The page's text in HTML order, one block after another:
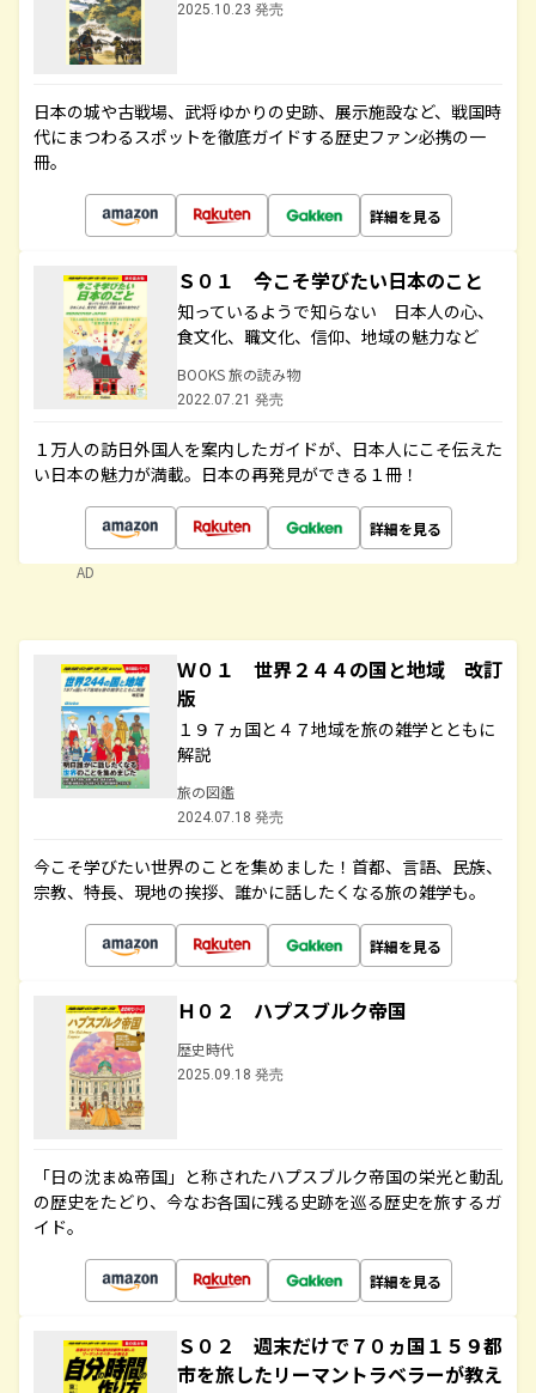
2025.10.23 発売
日本の城や古戦場、武将ゆかりの史跡、展示施設など、戦国時
代にまつわるスポットを徹底ガイドする歴史ファン必携の一
冊。
詳細を見る
Ｓ０１ 今こそ学びたい日本のこと
知っているようで知らない 日本人の心、
食文化、職文化、信仰、地域の魅力など
BOOKS 旅の読み物
2022.07.21 発売
１万人の訪日外国人を案内したガイドが、日本人にこそ伝えた
い日本の魅力が満載。日本の再発見ができる１冊！
詳細を見る
AD
Ｗ０１ 世界２４４の国と地域 改訂
版
１９７ヵ国と４７地域を旅の雑学とともに
解説
旅の図鑑
2024.07.18 発売
今こそ学びたい世界のことを集めました！首都、言語、民族、
宗教、特長、現地の挨拶、誰かに話したくなる旅の雑学も。
詳細を見る
Ｈ０２ ハプスブルク帝国
歴史時代
2025.09.18 発売
「日の沈まぬ帝国」と称されたハプスブルク帝国の栄光と動乱
の歴史をたどり、今なお各国に残る史跡を巡る歴史を旅するガ
イド。
詳細を見る
Ｓ０２ 週末だけで７０ヵ国１５９都
市を旅したリーマントラベラーが教え